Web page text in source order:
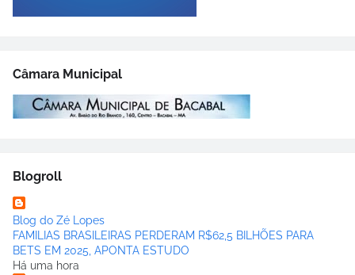
Câmara Municipal
Blogroll
Blog do Zé Lopes
FAMILIAS BRASILEIRAS PERDERAM R$62,5 BILHÕES PARA
BETS EM 2025, APONTA ESTUDO
Há uma hora